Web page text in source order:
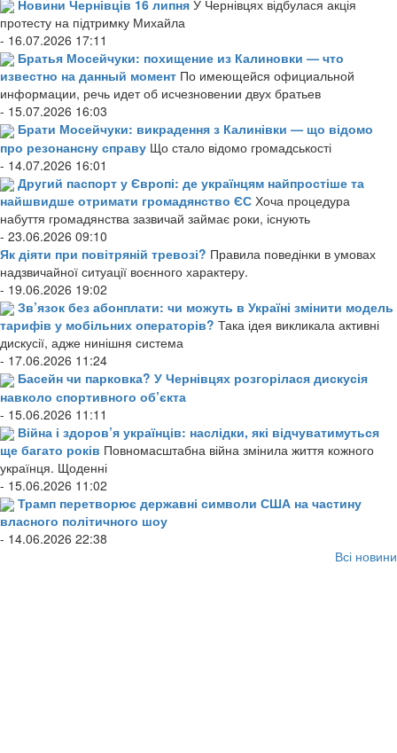
Новини Чернівців 16 липня У Чернівцях відбулася акція
протесту на підтримку Михайла
- 16.07.2026 17:11
Братья Мосейчуки: похищение из Калиновки — что
известно на данный момент По имеющейся официальной
информации, речь идет об исчезновении двух братьев
- 15.07.2026 16:03
Брати Мосейчуки: викрадення з Калинівки — що відомо
про резонансну справу Що стало відомо громадськості
- 14.07.2026 16:01
Другий паспорт у Європі: де українцям найпростіше та
найшвидше отримати громадянство ЄС Хоча процедура
набуття громадянства зазвичай займає роки, існують
- 23.06.2026 09:10
Як діяти при повітряній тревозі? Правила поведінки в умовах
надзвичайної ситуації воєнного характеру.
- 19.06.2026 19:02
Зв’язок без абонплати: чи можуть в Україні змінити модель
тарифів у мобільних операторів? Така ідея викликала активні
дискусії, адже нинішня система
- 17.06.2026 11:24
Басейн чи парковка? У Чернівцях розгорілася дискусія
навколо спортивного об’єкта
- 15.06.2026 11:11
Війна і здоров’я українців: наслідки, які відчуватимуться
ще багато років Повномасштабна війна змінила життя кожного
українця. Щоденні
- 15.06.2026 11:02
Трамп перетворює державні символи США на частину
власного політичного шоу
- 14.06.2026 22:38
Всі новини